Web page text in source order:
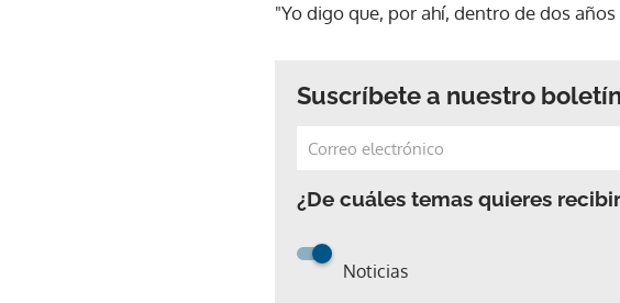
"Yo digo que, por ahí, dentro de dos
Suscríbete a nuestro boletín
¿De cuáles temas quieres
Noticias